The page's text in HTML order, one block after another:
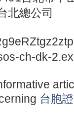
北總公司
ch-dk-
台胞